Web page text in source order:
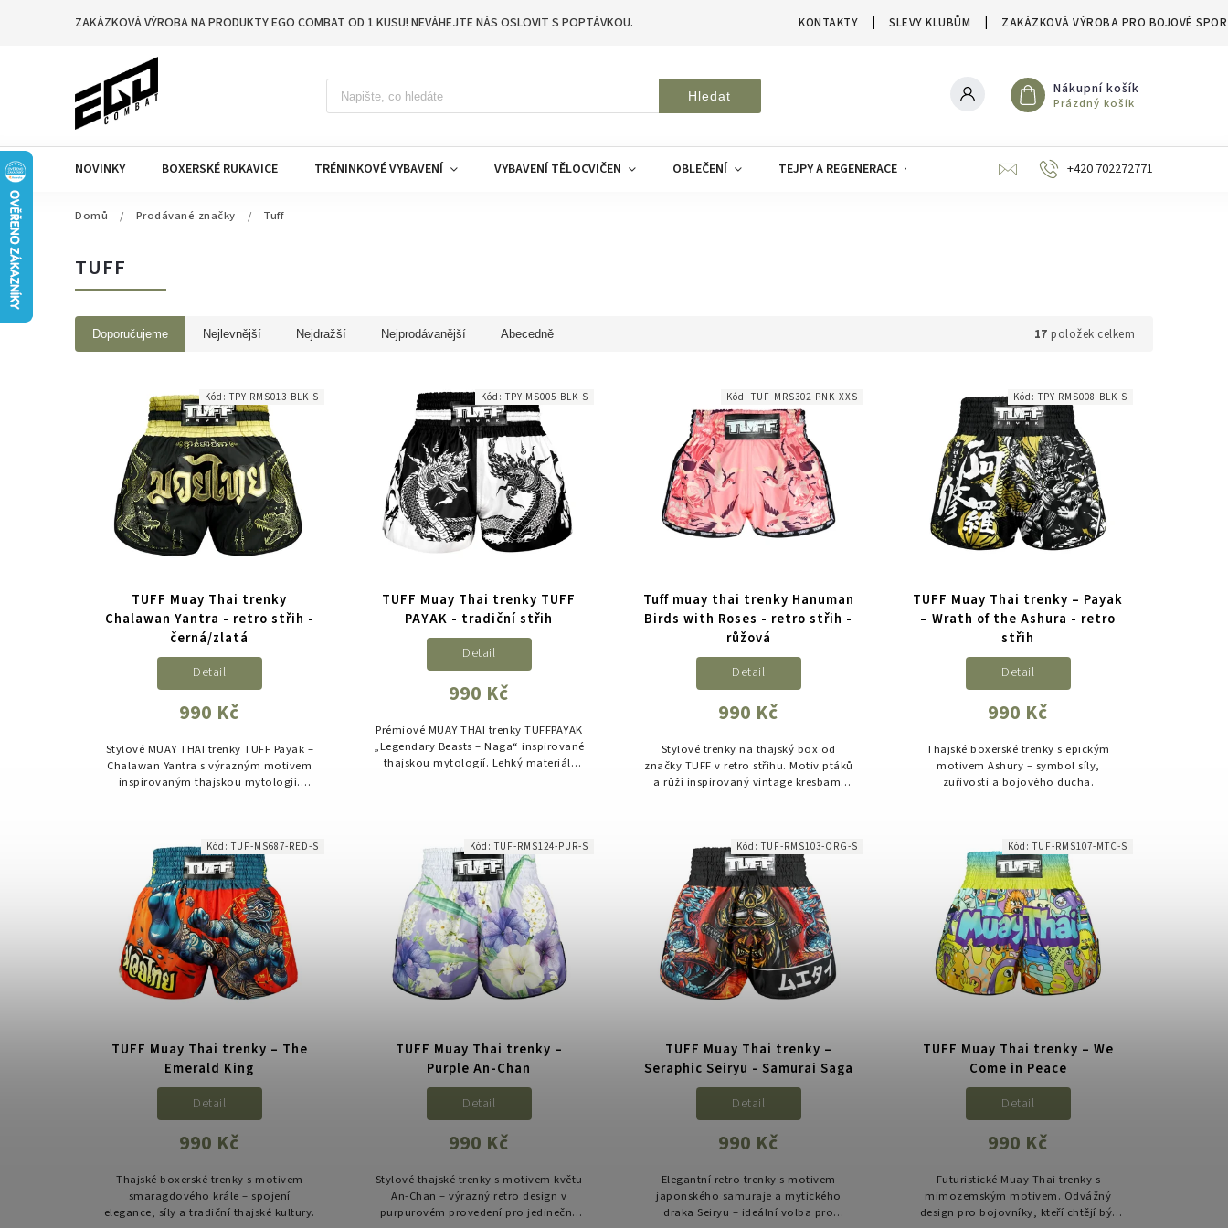
ZAKÁZKOVÁ VÝROBA NA PRODUKTY EGO COMBAT OD 1 KUSU! NEVÁHEJTE NÁS OSLOVIT S POPTÁVKOU. KONTAKTY SLEVY KLUBŮM ZAKÁZKOVÁ VÝROBA PRO BOJOVÉ
Hledat Nákupní košík
Prázdný košík
NOVINKY BOXERSKÉ RUKAVICE TRÉNINKOVÉ VYBAVENÍ VYBAVENÍ TĚLOCVIČEN OBLEČENÍ TEJPY A REGENERACE SLEVY A VÝPRODEJE
+420 702272771
Domů / Prodávané značky / Tuff
TUFF
Doporučujeme Nejlevnější Nejdražší Nejprodávanější Abecedně 17 položek celkem
TUFF Muay Thai trenky
Chalawan Yantra - retro střih -
černá/zlatá
990 Kč
Detail
Stylové MUAY THAI trenky TUFF Payak –
Chalawan Yantra s výrazným motivem
inspirovaným thajskou mytologií.
Kód:TPY-RMS013-BLK-S
TUFF Muay Thai trenky TUFF
PAYAK - tradiční střih
990 Kč
Detail
Prémiové MUAY THAI trenky TUFFPAYAK
„Legendary Beasts – Naga“ inspirované
thajskou mytologií. Lehký materiál,
Kód:TPY-MS005-BLK-S
Tuff muay thai trenky Hanuman
Birds with Roses - retro střih -
růžová
990 Kč
Detail
Stylové trenky na thajský box od
značky TUFF v retro střihu. Motiv ptáků
a růží inspirovaný vintage kresbami
Kód:TUF-MRS302-PNK-XXS
TUFF Muay Thai trenky – Payak
– Wrath of the Ashura - retro
střih
990 Kč
Detail
Thajské boxerské trenky s epickým
motivem Ashury – symbol síly,
zuřivosti a bojového ducha.
Kód:TPY-RMS008-BLK-S
TUFF Muay Thai trenky – The
Emerald King
990 Kč
Detail
Thajské boxerské trenky s motivem
smaragdového krále – spojení
elegance, síly a tradiční thajské kultury.
Kód:TUF-MS687-RED-S
TUFF Muay Thai trenky –
Purple An-Chan
990 Kč
Detail
Stylové thajské trenky s motivem květu
An-Chan – výrazný retro design v
purpurovém provedení pro jedinečný
Kód:TUF-RMS124-PUR-S
TUFF Muay Thai trenky –
Seraphic Seiryu - Samurai Saga
990 Kč
Detail
Elegantní retro trenky s motivem
japonského samuraje a mytického
draka Seiryu – ideální volba pro
Kód:TUF-RMS103-ORG-S
TUFF Muay Thai trenky – We
Come in Peace
990 Kč
Detail
Futuristické Muay Thai trenky s
mimozemským motivem. Odvážný
design pro bojovníky, kteří chtějí být
Kód:TUF-RMS107-MTC-S